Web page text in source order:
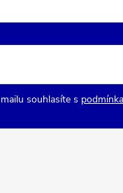
souhlasíte s